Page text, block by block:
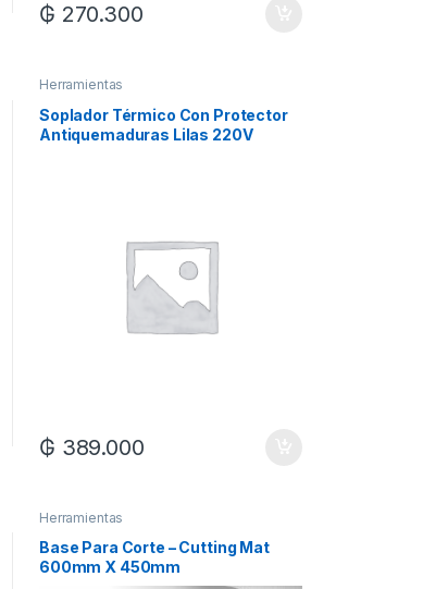
₲ 270.300
Herramientas
Soplador Térmico Con Protector
Antiquemaduras Lilas 220V
₲ 389.000
Herramientas
Base Para Corte – Cutting Mat
600mm X 450mm